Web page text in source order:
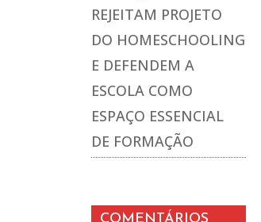
REJEITAM PROJETO
DO HOMESCHOOLING
E DEFENDEM A
ESCOLA COMO
ESPAÇO ESSENCIAL
DE FORMAÇÃO